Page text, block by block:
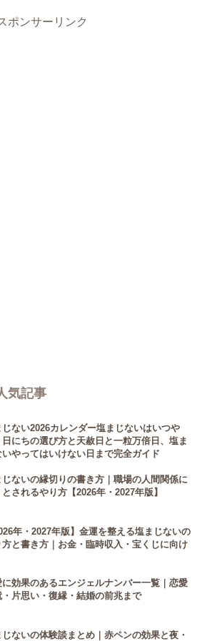
ポンサーリンク
気記事
じない2026カレンダー塩まじないはいつや
日にちの選び方と天赦日と一粒万倍日、塩ま
いやってはいけない日まで完全ガイド
じないの縁切りの書き方｜職場の人間関係に
されるやり方【2026年・2027年版】
年・2027年版】金運を整える塩まじないの
方と書き方｜お金・臨時収入・宝くじに向け
に効果のあるエンジェルナンバー一覧｜恋愛
・片思い・復縁・結婚の前兆まで
ないの体験談まとめ｜赤ペンの効果と夜・